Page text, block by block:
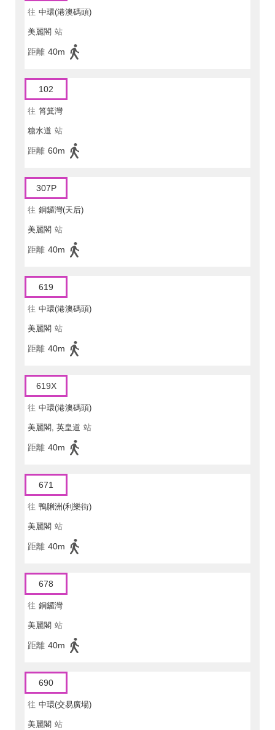
往 中環(港澳碼頭)
美麗閣 站
距離 40m
102
往 筲箕灣
糖水道 站
距離 60m
307P
往 銅鑼灣(天后)
美麗閣 站
距離 40m
619
往 中環(港澳碼頭)
美麗閣 站
距離 40m
619X
往 中環(港澳碼頭)
美麗閣, 英皇道 站
距離 40m
671
往 鴨脷洲(利樂街)
美麗閣 站
距離 40m
678
往 銅鑼灣
美麗閣 站
距離 40m
690
往 中環(交易廣場)
美麗閣 站